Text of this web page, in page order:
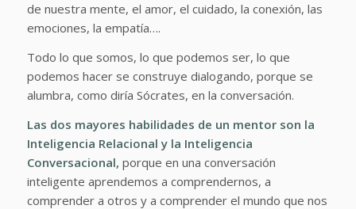
de nuestra mente, el amor, el cuidado, la conexión, las
emociones, la empatía….
Todo lo que somos, lo que podemos ser, lo que
podemos hacer se construye dialogando, porque se
alumbra, como diría Sócrates, en la conversación.
Las dos mayores habilidades de un mentor son la
Inteligencia Relacional y la Inteligencia
Conversacional, porque en una conversación
inteligente aprendemos a comprendernos, a
comprender a otros y a comprender el mundo que nos